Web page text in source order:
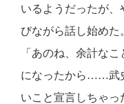
いるようだったが
びながら話し始めた
「あのね、余計な
になったから……武
いこと宣言しちゃっ